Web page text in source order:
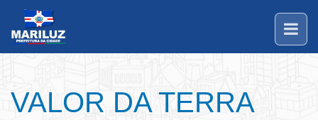
VALOR DA TERRA